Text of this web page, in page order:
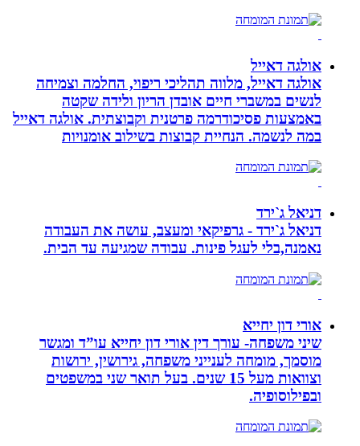
אולגה דאייל
אולגה דאייל, מלווה תהליכי ריפוי, החלמה וצמיחה
לנשים במשברי חיים אובדן הריון ולידה שקטה
באמצעות פסיכודרמה פרטנית וקבוצתית. אולגה דאייל
במה לנשמה. ‏הנחיית קבוצות בשילוב אומנויות‏
דניאל ג`ירד
דניאל ג`ירד - גרפיקאי ומעצב, עושה את העבודה
נאמנה,בלי לעגל פינות. עבודה שמגיעה עד הבית.
אורי דון יחייא
שיני משפחה- עורך דין אורי דון יחייא עו”ד ומגשר
מוסמך, מומחה לענייני משפחה, גירושין, ירושות
וצוואות מעל 15 שנים. בעל תואר שני במשפטים
ובפילוסופיה.